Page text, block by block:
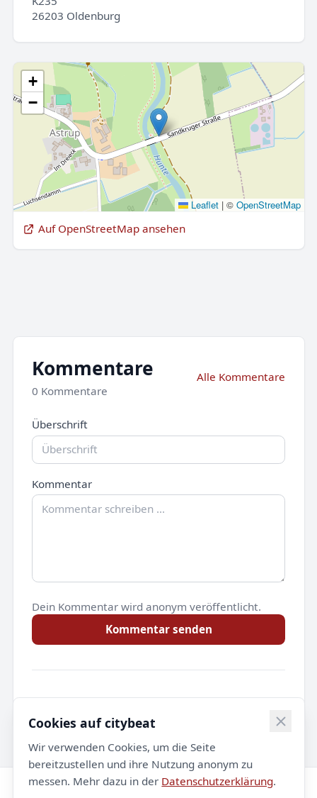
26203 Oldenburg
+
−
Leaflet |© OpenStreetMap
Auf OpenStreetMap ansehen
Kommentare
0 Kommentare
Alle Kommentare
Überschrift
Kommentar
Dein Kommentar wird anonym veröffentlicht.
Kommentar senden
Noch keine Kommentare.
Cookies auf citybeat
Wir verwenden Cookies, um die Seite
bereitzustellen und ihre Nutzung anonym zu
messen. Mehr dazu in der Datenschutzerklärung.